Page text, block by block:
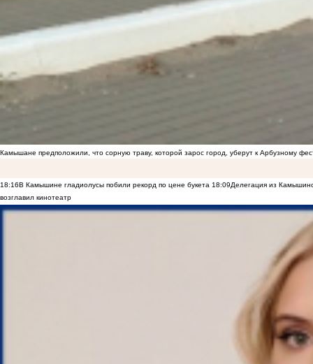
Камышане предположили, что сорную траву, которой зарос город, уберут к Арбузному
18:16В Камышине гладиолусы побили рекорд по цене букета 18:09Делегация из
возглавил кинотеатр